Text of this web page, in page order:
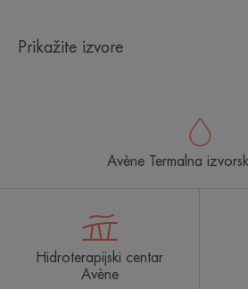
Prikažite izvore
Avène Termalna
Hidroterapijski centar
Avène